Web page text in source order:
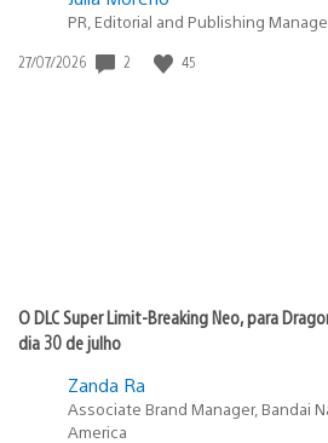
PR, Editorial and Publishing
Data
27/07/2026 2 45
O DLC Super Limit-Breaking Neo, para
dia 30 de julho
Zanda Ra
Associate Brand Manager, Bandai
America